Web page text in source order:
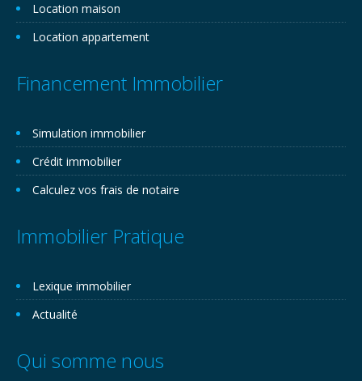
Location maison
Location appartement
Financement Immobilier
Simulation immobilier
Crédit immobilier
Calculez vos frais de notaire
Immobilier Pratique
Lexique immobilier
Actualité
Qui somme nous